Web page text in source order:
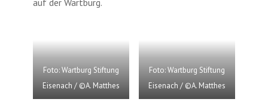
auf der Wartburg.
Foto: Wartburg Stiftung
Eisenach / ©A. Matthes
Foto: Wartburg Stiftung
Eisenach / ©A. Matthes